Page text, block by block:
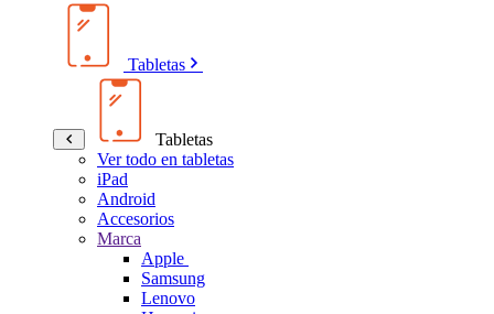
Tabletas
Tabletas
Ver todo en tabletas
iPad
Android
Accesorios
Marca
Apple
Samsung
Lenovo